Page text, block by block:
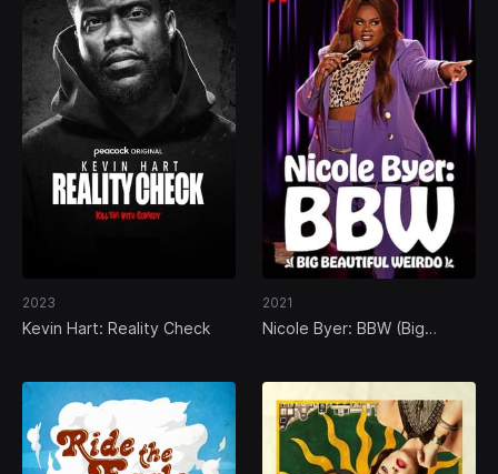
2023
Kevin Hart: Reality Check
2021
Nicole Byer: BBW (Big